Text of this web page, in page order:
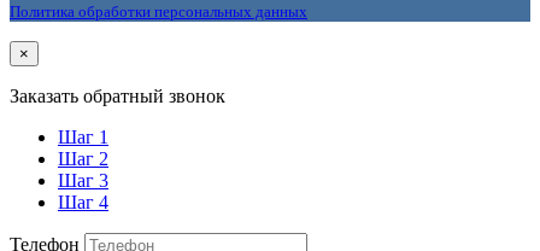
Политика обработки персональных данных
×
Заказать обратный звонок
Шаг 1
Шаг 2
Шаг 3
Шаг 4
Телефон